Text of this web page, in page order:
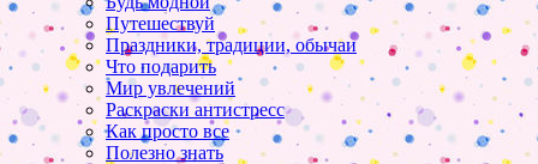
Путешествуй
Праздники, традиции, обычаи
Что подарить
Мир увлечений
Раскраски антистресс
Как просто все
Полезно знать